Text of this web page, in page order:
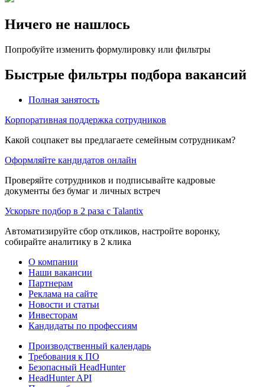
Ничего не нашлось
Попробуйте изменить формулировку или фильтры
Быстрые фильтры подбора вакансий
Полная занятость
Корпоративная поддержка сотрудников
Какой соцпакет вы предлагаете семейным сотрудникам?
Оформляйте кандидатов онлайн
Проверяйте сотрудников и подписывайте кадровые
документы без бумаг и личных встреч
Ускорьте подбор в 2 раза с Talantix
Автоматизируйте сбор откликов, настройте воронку,
собирайте аналитику в 2 клика
О компании
Наши вакансии
Партнерам
Реклама на сайте
Новости и статьи
Инвесторам
Кандидаты по профессиям
Производственный календарь
Требования к ПО
Безопасный HeadHunter
HeadHunter API